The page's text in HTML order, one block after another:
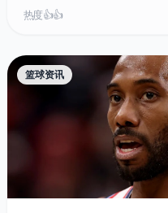
成交。
热度 👍👍
篮球资讯